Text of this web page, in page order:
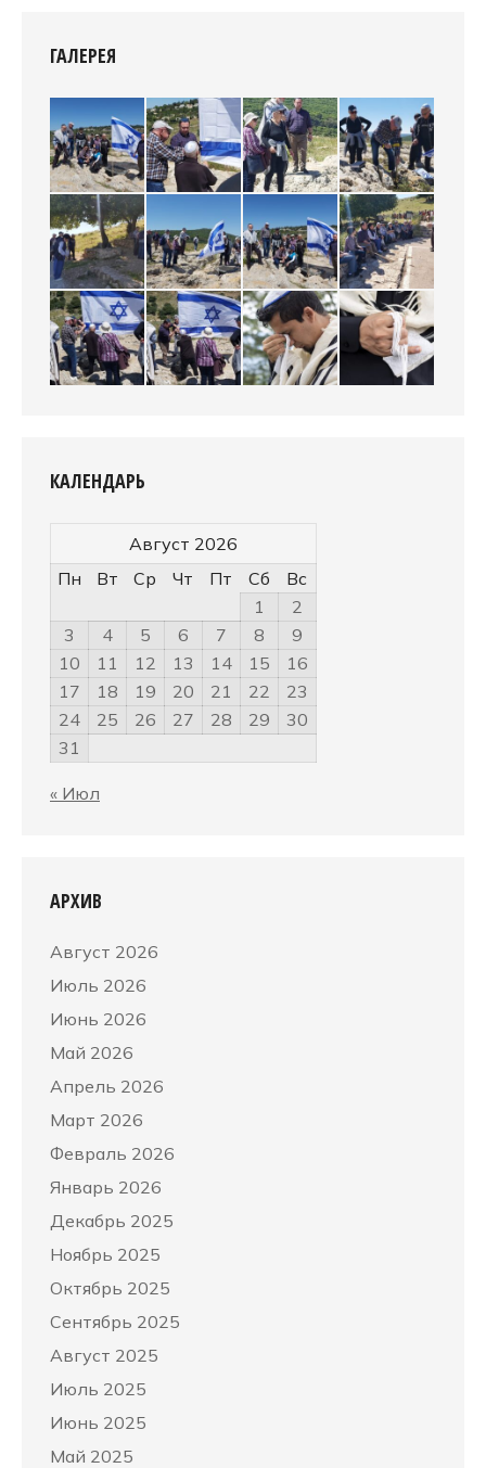
ГАЛЕРЕЯ
КАЛЕНДАРЬ
Август 2026
Пн
Вт Ср Чт Пт Сб
Вс
1
2
3
4 5 6 7 8
9
10
11 12 13 14 15
16
17
18 19 20 21 22
23
24
25 26 27 28 29
30
31
« Июл
АРХИВ
Август 2026
Июль 2026
Июнь 2026
Май 2026
Апрель 2026
Март 2026
Февраль 2026
Январь 2026
Декабрь 2025
Ноябрь 2025
Октябрь 2025
Сентябрь 2025
Август 2025
Июль 2025
Июнь 2025
Май 2025